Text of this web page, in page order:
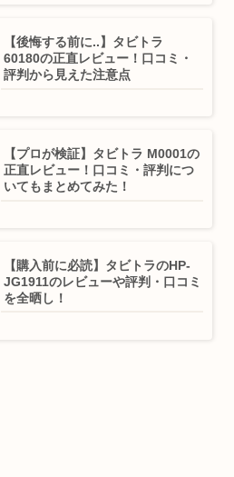
【後悔する前に..】タビトラ
60180の正直レビュー！口コミ・
評判から見えた注意点
【プロが検証】タビトラ M0001の
正直レビュー！口コミ・評判につ
いてもまとめてみた！
【購入前に必読】タビトラのHP-
JG1911のレビューや評判・口コミ
を全晒し！